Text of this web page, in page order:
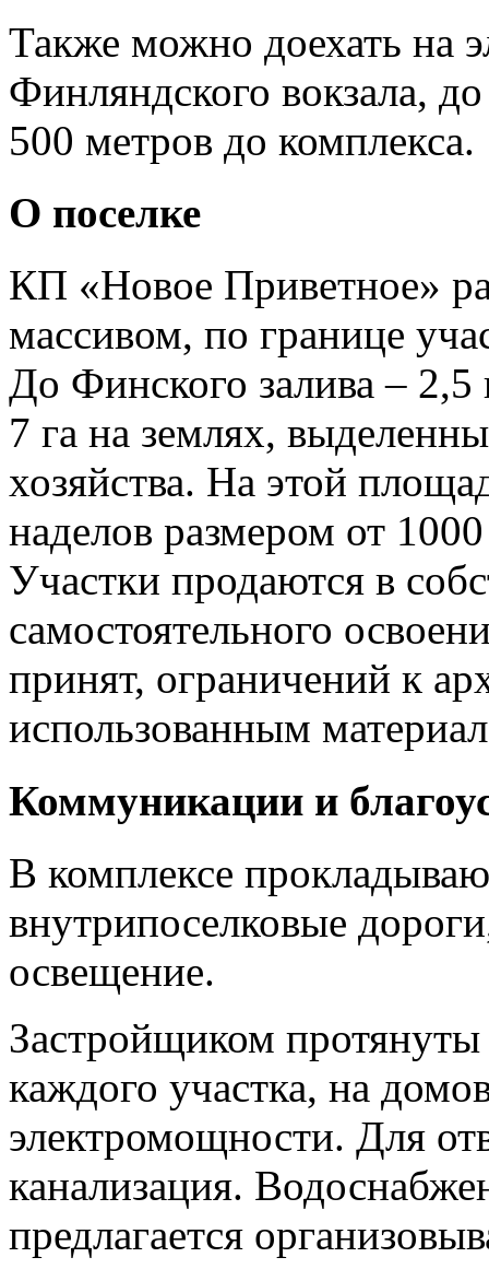
Также можно доехать на
Финляндского вокзала,
500 метров до комплекса.
О поселке
КП «Новое Приветное»
массивом, по границе
До Финского залива – 2,5
7 га на землях,
хозяйства. На этой
наделов размером от
Участки продаются в
самостоятельного
принят, ограничений к
использованным
Коммуникации и
В комплексе
внутрипоселковые
освещение.
Застройщиком
каждого участка, на
электромощности. Для
канализация.
предлагается